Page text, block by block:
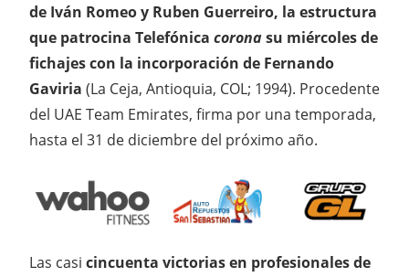
de Iván Romeo y Ruben Guerreiro, la estructura
que patrocina Telefónica coronasu miércoles de
fichajes con la incorporación de Fernando
Gaviria (La Ceja, Antioquia, COL; 1994). Procedente
del UAE Team Emirates, firma por una temporada,
hasta el 31 de diciembre del próximo año.
Las casi cincuenta victorias en profesionales de